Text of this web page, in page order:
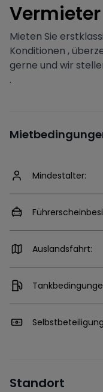
Vermieter
Mieten Sie
Konditionen ,
gerne und wir
.
Mindestalter:
Auslandsfahrt:
Standort